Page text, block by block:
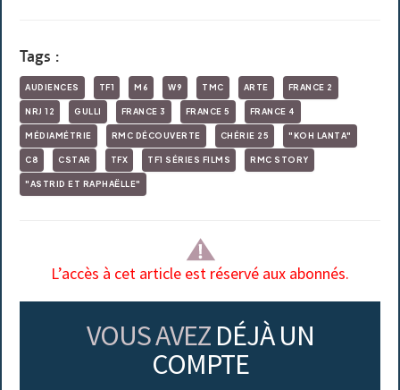
Tags :
AUDIENCES TF1 M6 W9 TMC ARTE FRANCE 2
NRJ 12 GULLI FRANCE 3 FRANCE 5 FRANCE 4
MÉDIAMÉTRIE RMC DÉCOUVERTE CHÉRIE 25 "KOH LANTA"
C8 CSTAR TFX TF1 SÉRIES FILMS RMC STORY
"ASTRID ET RAPHAËLLE"
L’accès à cet article est réservé aux abonnés.
VOUS AVEZ DÉJÀ UN
COMPTE